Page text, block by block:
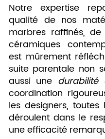
Notre expertise
qualité de nos
marbres raffinés,
céramiques
est mûrement
suite parentale non
aussi une durabilité
coordination
les designers,
déroulent dans le
une efficacité